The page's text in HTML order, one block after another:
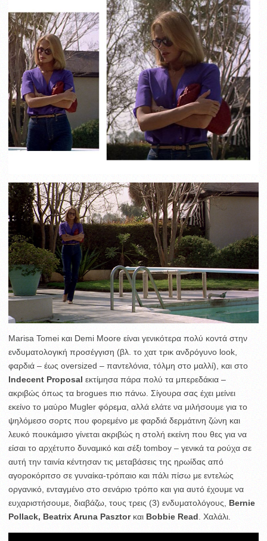
Marisa Tomei και Demi Moore είναι γενικότερα πολύ κοντά στην
ενδυματολογική προσέγγιση (βλ. το χατ τρικ ανδρόγυνο look,
φαρδιά – έως oversized – παντελόνια, τόλμη στο μαλλί), και στο
Indecent Proposal εκτίμησα πάρα πολύ τα μπερεδάκια –
ακριβώς όπως τα brogues πιο πάνω. Σίγουρα σας έχει μείνει
εκείνο το μαύρο Mugler φόρεμα, αλλά ελάτε να μιλήσουμε για το
ψηλόμεσο σορτς που φορεμένο με φαρδιά δερμάτινη ζώνη και
λευκό πουκάμισο γίνεται ακριβώς η στολή εκείνη που θες για να
είσαι το αρχέτυπο δυναμικό και σέξι tomboy – γενικά τα ρούχα σε
αυτή την ταινία κέντησαν τις μεταβάσεις της ηρωίδας από
αγοροκόριτσο σε γυναίκα-τρόπαιο και πάλι πίσω με εντελώς
οργανικό, ενταγμένο στο σενάριο τρόπο και για αυτό έχουμε να
ευχαριστήσουμε, διαβάζω, τους τρεις (3) ενδυματολόγους, Bernie
Pollack, Beatrix Aruna Pasztorκαι Bobbie Read. Χαλάλι.